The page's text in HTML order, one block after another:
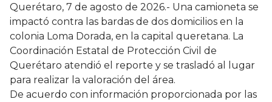
Querétaro, 7 de agosto de 2026.- Una camioneta se
impactó contra las bardas de dos domicilios en la
colonia Loma Dorada, en la capital queretana. La
Coordinación Estatal de Protección Civil de
Querétaro atendió el reporte y se trasladó al lugar
para realizar la valoración del área.
De acuerdo con información proporcionada por las